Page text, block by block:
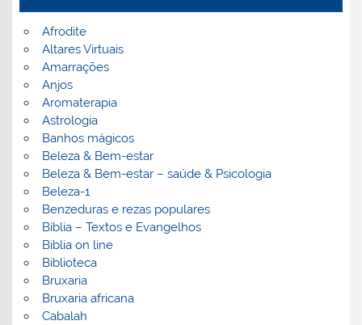
Afrodite
Altares Virtuais
Amarrações
Anjos
Aromaterapia
Astrologia
Banhos mágicos
Beleza & Bem-estar
Beleza & Bem-estar – saúde & Psicologia
Beleza-1
Benzeduras e rezas populares
Bíblia – Textos e Evangelhos
Biblia on line
Biblioteca
Bruxaria
Bruxaria africana
Cabalah